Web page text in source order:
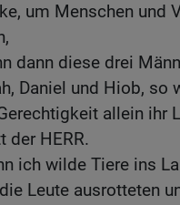
um Menschen und
dann diese drei
Daniel und Hiob, so
allein ihr
der HERR.
ich wilde Tiere ins
Leute ausrotteten